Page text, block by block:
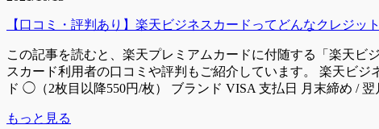
【口コミ・評判あり】楽天ビジネスカードってどんなクレジ
この記事を読むと、楽天プレミアムカードに付随する「楽天
スカード利用者の口コミや評判もご紹介しています。 楽天ビ
ド ◯（2枚目以降550円/枚） ブランド VISA 支払日 月末締め /
もっと見る